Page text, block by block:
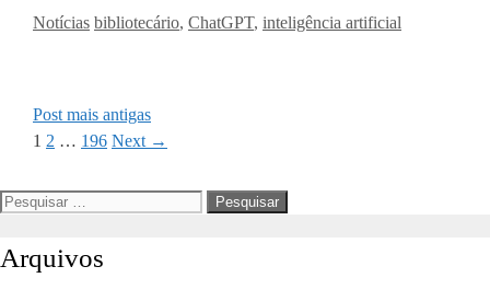
Categorias
Notícias Tags
bibliotecário, ChatGPT, inteligência artificial
Post mais antigas
Page
1 Page
2 … Page
196 Next →
Pesquisar
Arquivos